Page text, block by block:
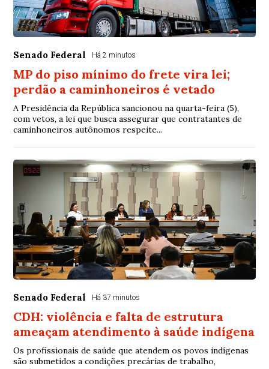
Senado Federal Há 2 minutos
MP do piso mínimo do frete vira lei;
perdão a caminhoneiros é vetado
A Presidência da República sancionou na quarta-feira (5),
com vetos, a lei que busca assegurar que contratantes de
caminhoneiros autônomos respeite...
Senado Federal Há 37 minutos
CDH: violência e falta de estrutura
ameaçam atendimento à saúde indígena
Os profissionais de saúde que atendem os povos indígenas
são submetidos a condições precárias de trabalho,